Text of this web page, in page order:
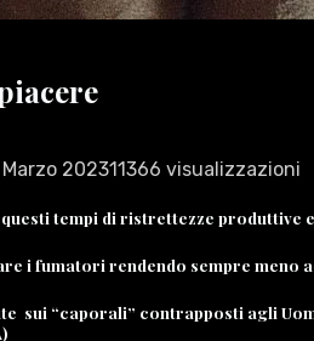
202311366 visualizzazioni
tempi di ristrettezze produttive
i fumatori rendendo sempre meno
sui “caporali” contrapposti agli